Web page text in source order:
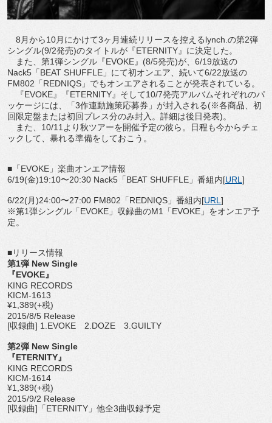
8月から10月にかけて3ヶ月連続リリースを控えるlynch.の第2弾
シングル(9/2発売)のタイトルが『ETERNITY』に決定した。
また、第1弾シングル『EVOKE』(8/5発売)が、6/19放送の
Nack5「BEAT SHUFFLE」にて初オンエア、続いて6/22放送の
FM802「REDNIQS」でもオンエアされることが発表されている。
『EVOKE』『ETERNITY』そして10/7発売アルバムそれぞれのパ
ッケージには、「3作連動施策応募券」が封入される(※各商品、初
回限定盤または初回プレス分のみ封入。詳細は後日発表)。
また、10/11より秋ツアーを開催予定の彼ら。日程も今からチェ
ックして、暴れる準備をしておこう。
■「EVOKE」楽曲オンエア情報
6/19(金)19:10〜20:30 Nack5「BEAT SHUFFLE」番組内[URL ]
6/22(月)24:00〜27:00 FM802「REDNIQS」番組内[URL ]
※第1弾シングル「EVOKE」収録曲のM1「EVOKE」をオンエア予
定。
■リリース情報
第1弾 New Single
『EVOKE』
KING RECORDS
KICM-1613
¥1,389(+税)
2015/8/5 Release
[収録曲] 1.EVOKE 2.DOZE 3.GUILTY
第2弾 New Single
『ETERNITY』
KING RECORDS
KICM-1614
¥1,389(+税)
2015/9/2 Release
[収録曲]「ETERNITY」他全3曲収録予定